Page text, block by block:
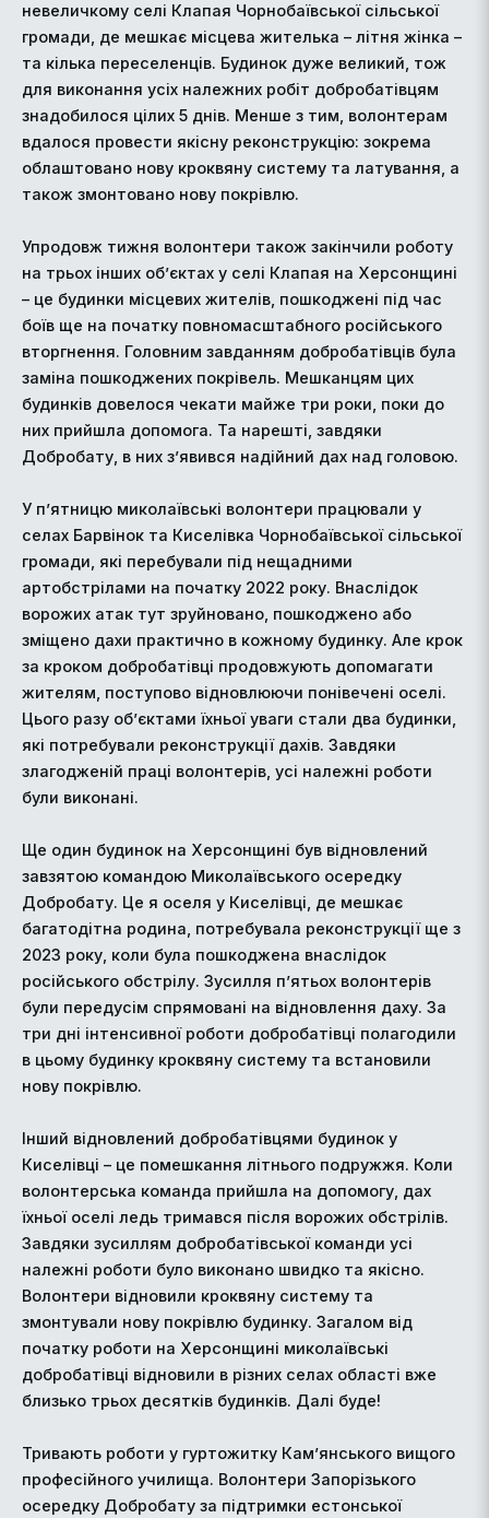
невеличкому селі Клапая Чорнобаївської сільської
громади, де мешкає місцева жителька – літня жінка –
та кілька переселенців. Будинок дуже великий, тож
для виконання усіх належних робіт добробатівцям
знадобилося цілих 5 днів. Менше з тим, волонтерам
вдалося провести якісну реконструкцію: зокрема
облаштовано нову кроквяну систему та латування, а
також змонтовано нову покрівлю.
Упродовж тижня волонтери також закінчили роботу
на трьох інших об’єктах у селі Клапая на Херсонщині
– це будинки місцевих жителів, пошкоджені під час
боїв ще на початку повномасштабного російського
вторгнення. Головним завданням добробатівців була
заміна пошкоджених покрівель. Мешканцям цих
будинків довелося чекати майже три роки, поки до
них прийшла допомога. Та нарешті, завдяки
Добробату, в них з’явився надійний дах над головою.
У п’ятницю миколаївські волонтери працювали у
селах Барвінок та Киселівка Чорнобаївської сільської
громади, які перебували під нещадними
артобстрілами на початку 2022 року. Внаслідок
ворожих атак тут зруйновано, пошкоджено або
зміщено дахи практично в кожному будинку. Але крок
за кроком добробатівці продовжують допомагати
жителям, поступово відновлюючи понівечені оселі.
Цього разу об’єктами їхньої уваги стали два будинки,
які потребували реконструкції дахів. Завдяки
злагодженій праці волонтерів, усі належні роботи
були виконані.
Ще один будинок на Херсонщині був відновлений
завзятою командою Миколаївського осередку
Добробату. Це я оселя у Киселівці, де мешкає
багатодітна родина, потребувала реконструкції ще з
2023 року, коли була пошкоджена внаслідок
російського обстрілу. Зусилля п’ятьох волонтерів
були передусім спрямовані на відновлення даху. За
три дні інтенсивної роботи добробатівці полагодили
в цьому будинку кроквяну систему та встановили
нову покрівлю.
Інший відновлений добробатівцями будинок у
Киселівці – це помешкання літнього подружжя. Коли
волонтерська команда прийшла на допомогу, дах
їхньої оселі ледь тримався після ворожих обстрілів.
Завдяки зусиллям добробатівської команди усі
належні роботи було виконано швидко та якісно.
Волонтери відновили кроквяну систему та
змонтували нову покрівлю будинку. Загалом від
початку роботи на Херсонщині миколаївські
добробатівці відновили в різних селах області вже
близько трьох десятків будинків. Далі буде!
Тривають роботи у гуртожитку Кам’янського вищого
професійного училища. Волонтери Запорізького
осередку Добробату за підтримки естонської